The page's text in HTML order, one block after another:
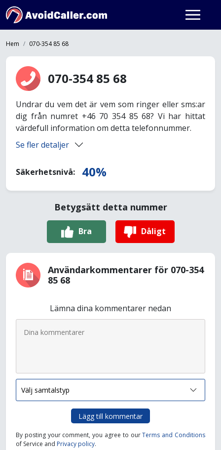
Hem 070-354 85 68
070-354 85 68
Undrar du vem det är vem som ringer eller sms:ar
dig från numret +46 70 354 85 68? Vi har hittat
värdefull information om detta telefonnummer.
Se fler detaljer
Säkerhetsnivå: 40%
Betygsätt detta nummer
Bra Dåligt
Användarkommentarer för 070-354
85 68
Lämna dina kommentarer nedan
Lägg till kommentar
By posting your comment, you agree to ourTerms and Conditions
of Service and Privacy policy.